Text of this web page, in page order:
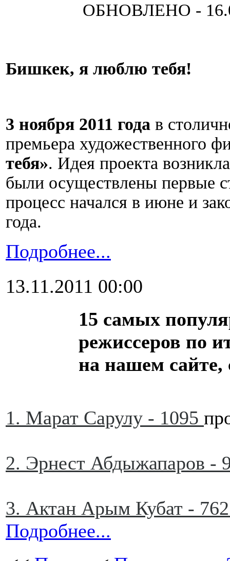
ОБНОВЛЕНО -
Бишкек, я люблю тебя!
3 ноября 2011 года в
премьера художественного
тебя». Идея проекта
были осуществлены первые
процесс начался в июне и
года.
Подробнее...
13.11.2011 00:00
15 самых
режиссеров по
на нашем сайте,
1. Марат Сарулу - 1095
2. Эрнест Абдыжапаров -
3. Актан Арым Кубат - 762
Подробнее...